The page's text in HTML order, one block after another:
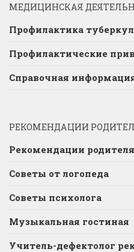
МЕДИЦИНСКАЯ
Профилактика
Профилактические
Справочная
РЕКОМЕНДАЦИИ
Рекомендации
Советы от логопеда
Советы психолога
Музыкальная гостиная
Учитель-дефектолог